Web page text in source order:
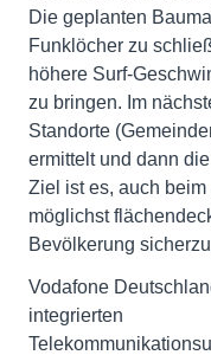
Die geplanten
Funklöcher zu
höhere Surf-
zu bringen. Im
Standorte
ermittelt und dann
Ziel ist es, auch
möglichst
Bevölkerung
Vodafone
integrierten